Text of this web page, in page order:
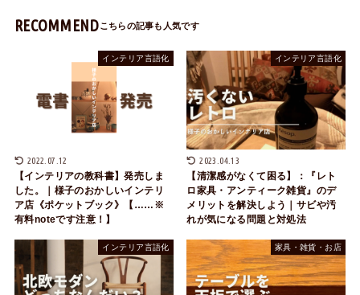
RECOMMEND
インテリア言語化
2022.07.12
【インテリアの教科書】発売しま
した。｜様子のおかしいインテリ
ア店《ポケットブック》【……※
有料noteです注意！】
インテリア言語化
2023.04.13
【清潔感がなくて困る】：『レト
ロ家具・アンティーク雑貨』のデ
メリットを解決しよう｜サビや汚
れが気になる問題と対処法
インテリア言語化 家具・雑貨・お店